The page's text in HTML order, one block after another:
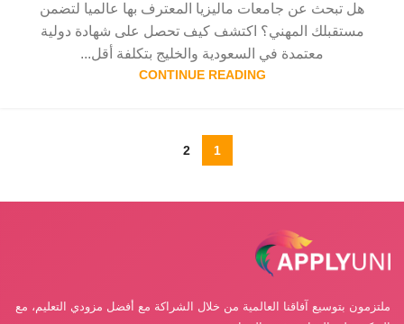
هل تبحث عن جامعات ماليزيا المعترف بها عالميا لتضمن
مستقبلك المهني؟ اكتشف كيف تحصل على شهادة دولية
معتمدة في السعودية والخليج بتكلفة أقل...
CONTINUE READING
1
2
ملتزمون بتوسيع آفاقنا العالمية من خلال الشراكة مع أفضل مزودي التعليم، مع